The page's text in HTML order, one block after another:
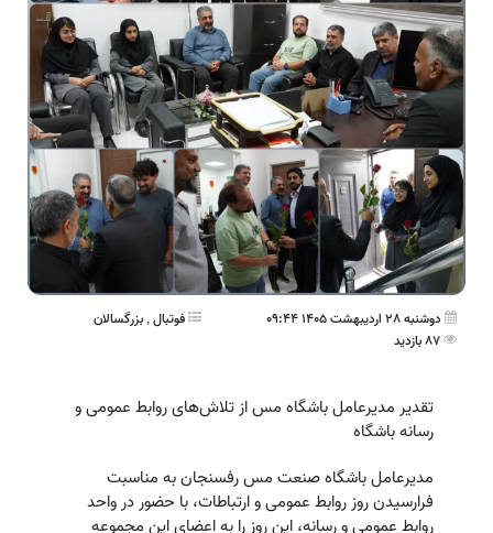
دوشنبه 28 اردیبهشت 1405 09:44 فوتبال, بزرگسالان
تقدیر مدیرعامل باشگاه مس از تلاش‌های روابط عمومی و
رسانه باشگاه
مدیرعامل باشگاه صنعت مس رفسنجان به مناسبت
فرارسیدن روز روابط عمومی و ارتباطات، با حضور در واحد
روابط عمومی و رسانه، این روز را به اعضای این مجموعه